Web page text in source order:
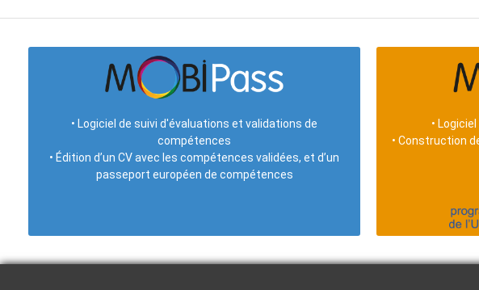
• Logiciel de suivi d'évaluations et validations de
compétences
• Édition d’un CV avec les compétences validées, et d’un
passeport européen de compétences
•
• Construction